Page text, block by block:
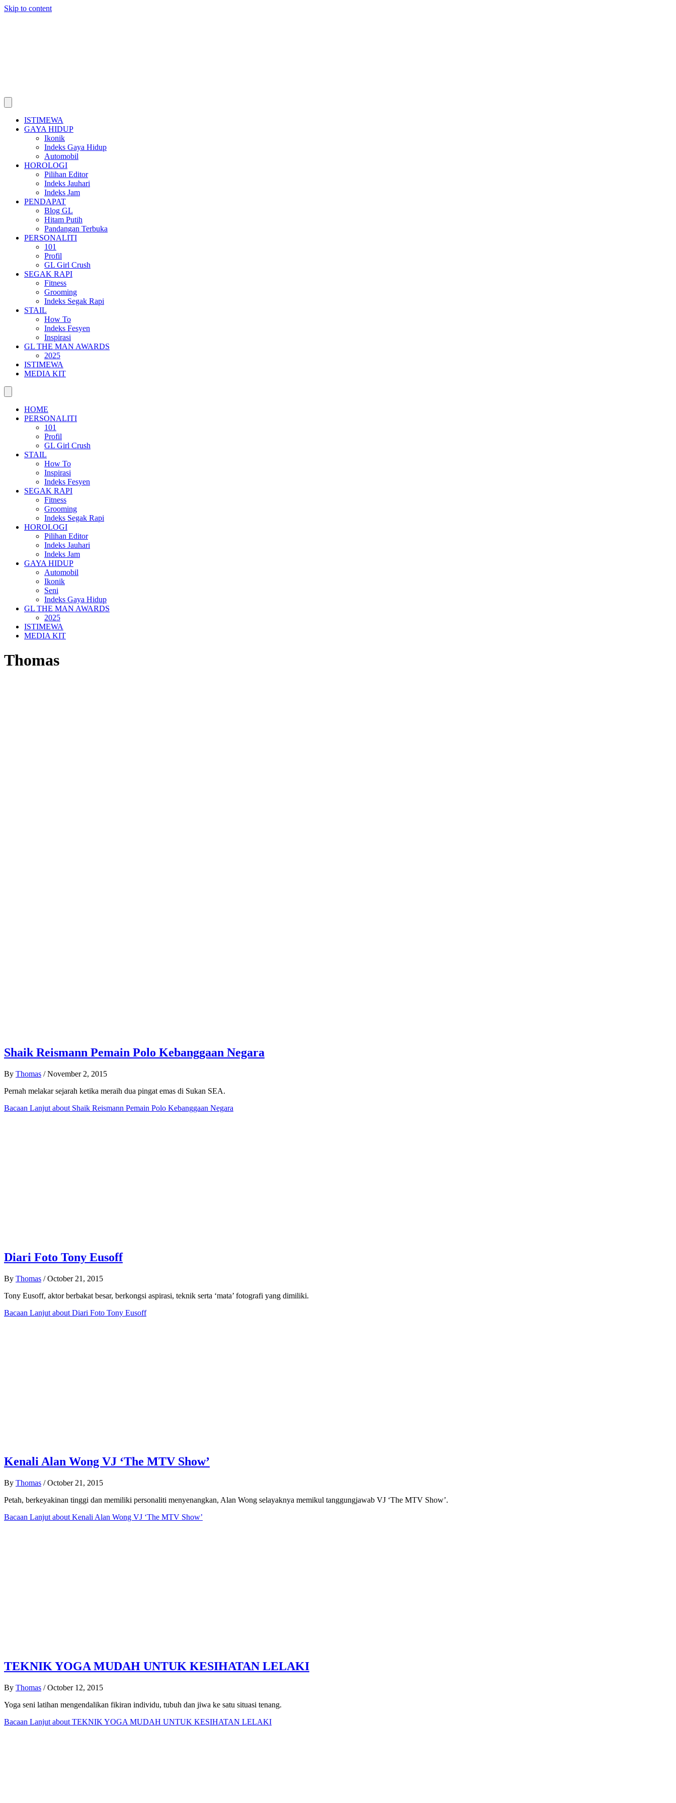
Skip to content
ISTIMEWA
GAYA HIDUP
Ikonik
Indeks Gaya Hidup
Automobil
HOROLOGI
Pilihan Editor
Indeks Jauhari
Indeks Jam
PENDAPAT
Blog GL
Hitam Putih
Pandangan Terbuka
PERSONALITI
101
Profil
GL Girl Crush
SEGAK RAPI
Fitness
Grooming
Indeks Segak Rapi
STAIL
How To
Indeks Fesyen
Inspirasi
GL THE MAN AWARDS
2025
ISTIMEWA
MEDIA KIT
HOME
PERSONALITI
101
Profil
GL Girl Crush
STAIL
How To
Inspirasi
Indeks Fesyen
SEGAK RAPI
Fitness
Grooming
Indeks Segak Rapi
HOROLOGI
Pilihan Editor
Indeks Jauhari
Indeks Jam
GAYA HIDUP
Automobil
Ikonik
Seni
Indeks Gaya Hidup
GL THE MAN AWARDS
2025
ISTIMEWA
MEDIA KIT
Thomas
Shaik Reismann Pemain Polo Kebanggaan Negara
By Thomas / November 2, 2015
Pernah melakar sejarah ketika meraih dua pingat emas di Sukan SEA.
Bacaan Lanjut about Shaik Reismann Pemain Polo Kebanggaan Negara
Diari Foto Tony Eusoff
By Thomas / October 21, 2015
Tony Eusoff, aktor berbakat besar, berkongsi aspirasi, teknik serta ‘mata’ fotografi yang dimiliki.
Bacaan Lanjut about Diari Foto Tony Eusoff
Kenali Alan Wong VJ ‘The MTV Show’
By Thomas / October 21, 2015
Petah, berkeyakinan tinggi dan memiliki personaliti menyenangkan, Alan Wong selayaknya memikul tanggungjawab VJ ‘The MTV Show’.
Bacaan Lanjut about Kenali Alan Wong VJ ‘The MTV Show’
TEKNIK YOGA MUDAH UNTUK KESIHATAN LELAKI
By Thomas / October 12, 2015
Yoga seni latihan mengendalikan fikiran individu, tubuh dan jiwa ke satu situasi tenang.
Bacaan Lanjut about TEKNIK YOGA MUDAH UNTUK KESIHATAN LELAKI